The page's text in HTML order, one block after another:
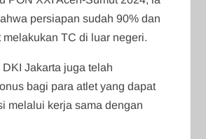
persiapan sudah 90% dan
melakukan TC di luar negeri.
Jakarta juga telah
bagi para atlet yang dapat
melalui kerja sama dengan